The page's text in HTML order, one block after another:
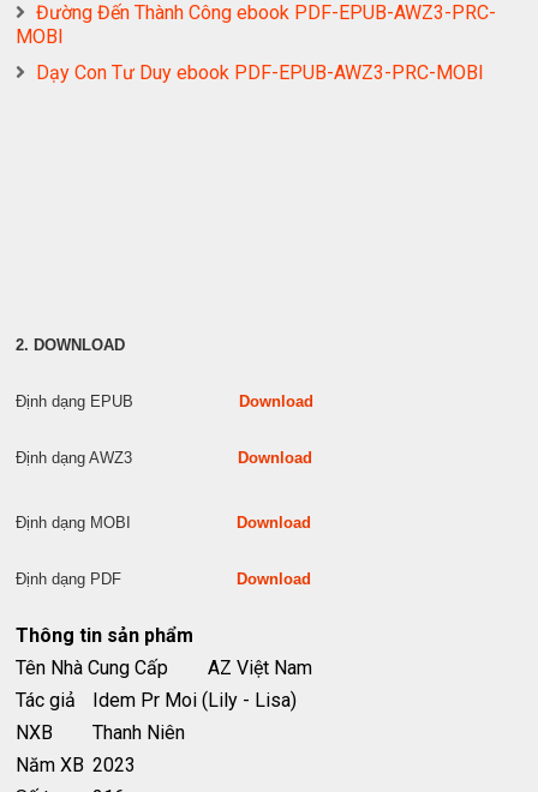
Đường Đến Thành Công ebook PDF-EPUB-AWZ3-PRC-
MOBI
Dạy Con Tư Duy ebook PDF-EPUB-AWZ3-PRC-MOBI
2. DOWNLOAD
Định dạng EPUB Download
Định dạng AWZ3 Download
Định dạng MOBI Download
Định dạng PDF Download
Thông tin sản phẩm
Tên Nhà Cung Cấp
AZ Việt Nam
Tác giả
Idem Pr Moi (Lily - Lisa)
NXB
Thanh Niên
Năm XB 2023